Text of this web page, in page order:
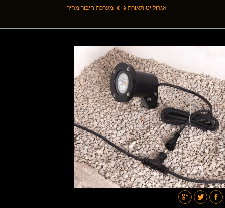
אודותינו
תאורת חוץ
תאורת פנים
תאורת רחובות
בלוג
גלריות
צור קשר
אגרולייט תאורת גן מערכת חיבור מהיר